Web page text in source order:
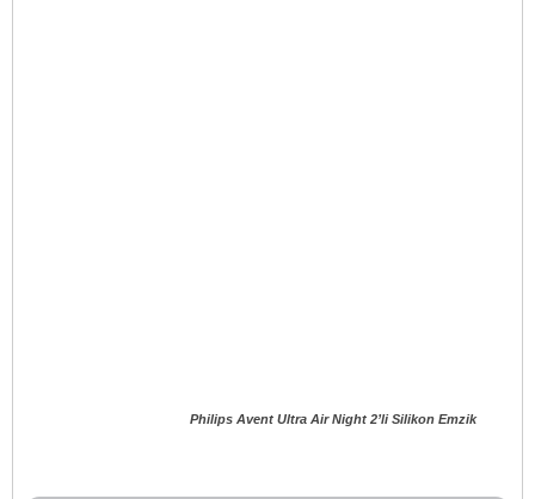
Philips Avent Ultra Air Night 2’li Silikon Emzik